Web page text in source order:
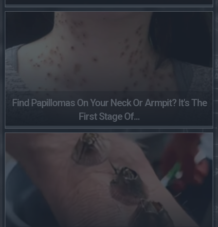
Find Papillomas On Your Neck Or Armpit? It's The
First Stage Of...